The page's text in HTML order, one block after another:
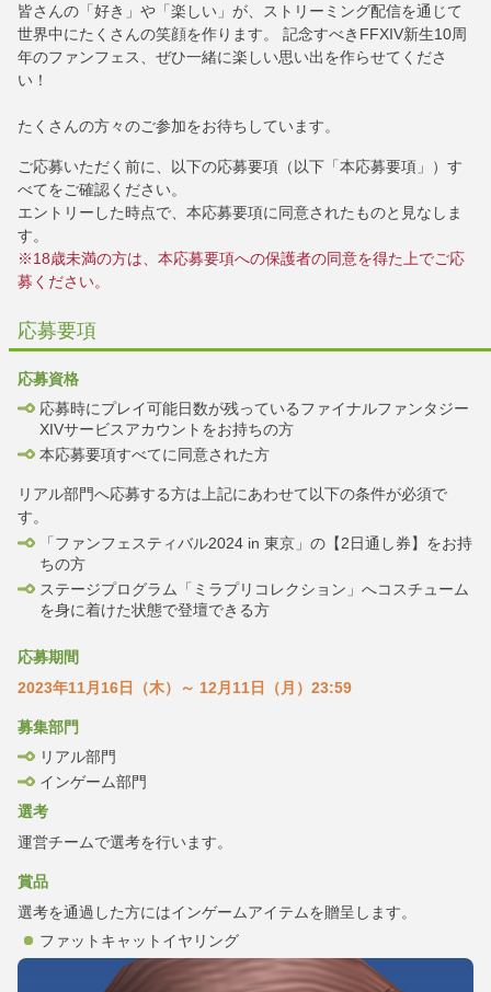
皆さんの「好き」や「楽しい」が、ストリーミング配信を通じて
世界中にたくさんの笑顔を作ります。 記念すべきFFXIV新生10周
年のファンフェス、ぜひ一緒に楽しい思い出を作らせてくださ
い！
たくさんの方々のご参加をお待ちしています。
ご応募いただく前に、以下の応募要項（以下「本応募要項」）す
べてをご確認ください。
エントリーした時点で、本応募要項に同意されたものと見なしま
す。
※18歳未満の方は、本応募要項への保護者の同意を得た上でご応
募ください。
応募要項
応募資格
応募時にプレイ可能日数が残っているファイナルファンタジー
XIVサービスアカウントをお持ちの方
本応募要項すべてに同意された方
リアル部門へ応募する方は上記にあわせて以下の条件が必須で
す。
「ファンフェスティバル2024 in 東京」の【2日通し券】をお持
ちの方
ステージプログラム「ミラプリコレクション」へコスチューム
を身に着けた状態で登壇できる方
応募期間
2023年11月16日（木）～ 12月11日（月）23:59
募集部門
リアル部門
インゲーム部門
選考
運営チームで選考を行います。
賞品
選考を通過した方にはインゲームアイテムを贈呈します。
ファットキャットイヤリング